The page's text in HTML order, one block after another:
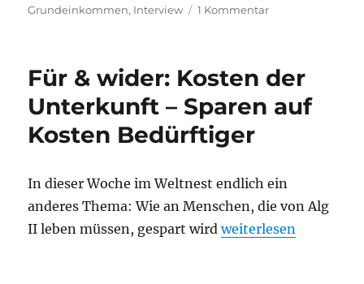
Grundeinkommen, Interview 1 Kommentarzu
nötig
Für & wider: Kosten der
Unterkunft – Sparen auf
Kosten Bedürftiger
In dieser Woche im Weltnest endlich ein
anderes Thema: Wie an Menschen, die von Alg
II leben müssen, gespart wird „Für & wider:
weiterlesen